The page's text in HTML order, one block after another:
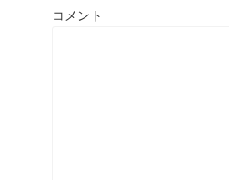
コメント